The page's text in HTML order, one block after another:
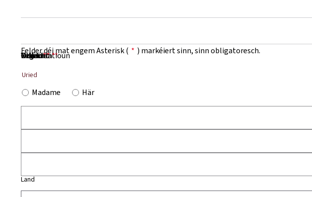
Felder déi mat engem Asterisk ( * ) markéiert sinn, sinn obligatoresch.
Uried
Madame Här
Virnumm *
Numm *
Organisatioun
Land
E-Mail *
Telefon
Objet *
Noriicht *